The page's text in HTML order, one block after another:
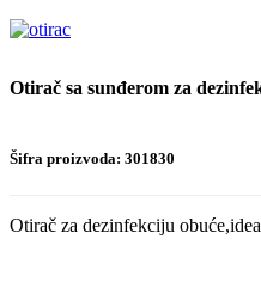
Otirač sa sunđerom za
Šifra proizvoda: 301830
Otirač za dezinfekciju